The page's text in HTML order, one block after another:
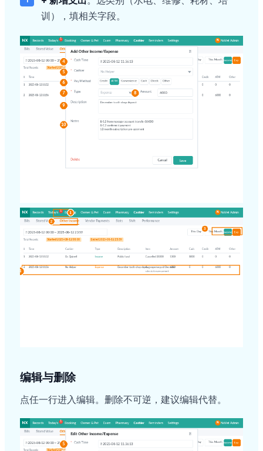
训），填相关字段。
编辑与删除
点任一行进入编辑。删除不可逆，建议编辑代替。